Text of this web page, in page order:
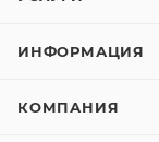
ИНФОРМАЦИЯ
КОМПАНИЯ